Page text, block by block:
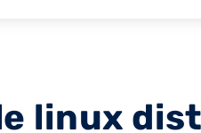
linux